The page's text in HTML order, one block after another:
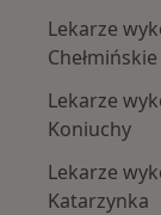
Lekarze
Lekarze
Koniuchy
Lekarze
Katarzynka